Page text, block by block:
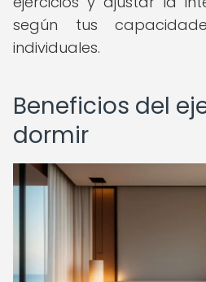
según tus
individuales.
Beneficios del
dormir